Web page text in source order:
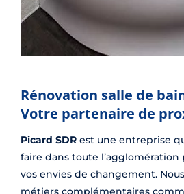
Rénovation salle de
Votre partenaire de
Picard SDR est une entreprise
faire dans toute
vos envies de changement.
métiers complémentaires